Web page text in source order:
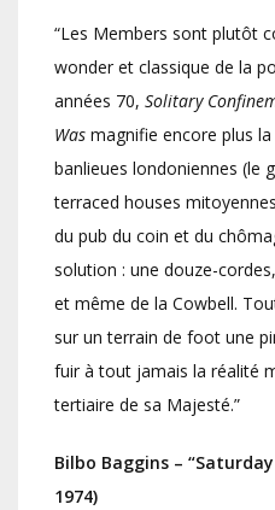
“Les Members sont plutôt
wonder et classique de la
années 70, Solitary
Was magnifie encore plus la
banlieues londoniennes (le
terraced houses
du pub du coin et du
solution : une douze-
et même de la Cowbell.
sur un terrain de foot une
fuir à tout jamais la réalité
tertiaire de sa Majesté.”
Bilbo Baggins –
1974)